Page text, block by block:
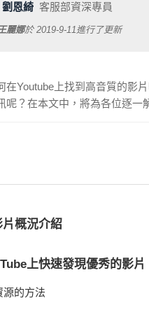
劉恩綺 客服部資深專員
麗娜於2019-9-11進行了更新
在Youtube上找到高音質的影
呢？在本文中，將為各位逐一
概況介紹
上快速發現優秀的影
源的方法